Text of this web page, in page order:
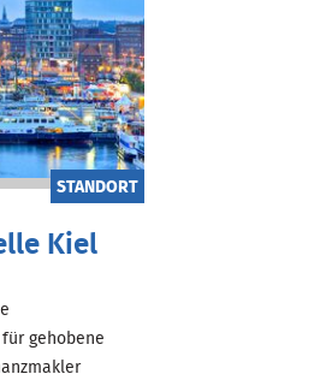
STANDORT
Kiel
gehobene